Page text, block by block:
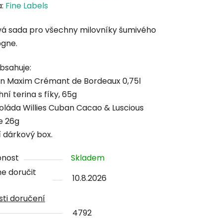
Fine Labels
sada pro všechny milovníky šumivého
Maxim Crémant de Bordeaux 0,75l
terina s fíky, 65g
Willies Cuban Cacao & Luscious
26g
dárkový box.
Skladem
doručit
10.8.2026
doručení
4792